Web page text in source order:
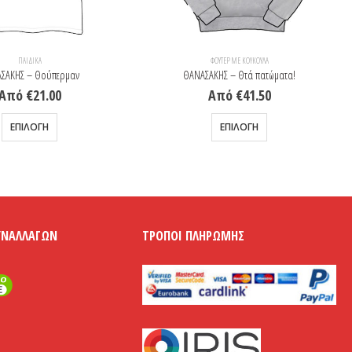
ΠΑΙΔΙΚΆ
– Θούπερμαν
€21.00
ΕΠΙΛΟΓΉ
Αυτό το προϊόν έχει πολλαπλές παραλλαγές. Οι επιλογές μπορούν να επιλεγούν στη σελίδα του προϊόντος
ΦΟΎΤΕΡ ΜΕ ΚΟΥΚΟΎΛΑ
ΘΑΝΑΣΑΚΗΣ – Θτά πατώματα!
Από €41.50
ΕΠΙΛΟΓΉ
Αυτό το προϊόν έχει πολλαπλές παραλλαγές. Οι επιλογές μπορούν να επιλεγούν στη σελίδα του προϊόντος
ΤΡΌΠΟΙ ΠΛΗΡΩΜΉΣ